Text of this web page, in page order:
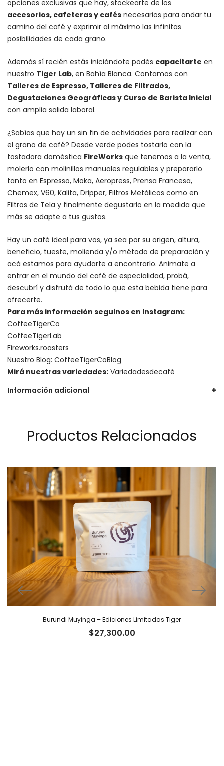
opciones exclusivas que hay, stockearte de los
accesorios, cafeteras y cafés necesarios para andar tu
camino del café y exprimir al máximo las infinitas
posibilidades de cada grano.
Además sí recién estás iniciándote podés capacitarte en
nuestro Tiger Lab, en Bahía Blanca. Contamos con
Talleres de Espresso, Talleres de Filtrados,
Degustaciones Geográficas y Curso de Barista Inicial
con amplia salida laboral.
¿Sabías que hay un sin fin de actividades para realizar con
el grano de café? Desde verde podes tostarlo con la
tostadora doméstica FireWorks que tenemos a la venta,
molerlo con molinillos manuales regulables y prepararlo
tanto en Espresso, Moka, Aeropress, Prensa Francesa,
Chemex, V60, Kalita, Dripper, Filtros Metálicos como en
Filtros de Tela y finalmente degustarlo en la medida que
más se adapte a tus gustos.
Hay un café ideal para vos, ya sea por su origen, altura,
beneficio, tueste, molienda y/o método de preparación y
acá estamos para ayudarte a encontrarlo. Animate a
entrar en el mundo del café de especialidad, probá,
descubrí y disfrutá de todo lo que esta bebida tiene para
ofrecerte.
Para más información seguinos en Instagram:
CoffeeTigerCo
CoffeeTigerLab
Fireworks.roasters
Nuestro Blog: CoffeeTigerCoBlog
Mirá nuestras variedades: Variedadesdecafé
Información adicional
Productos Relacionados
Burundi Muyinga – Ediciones Limitadas Tiger
$27,300.00